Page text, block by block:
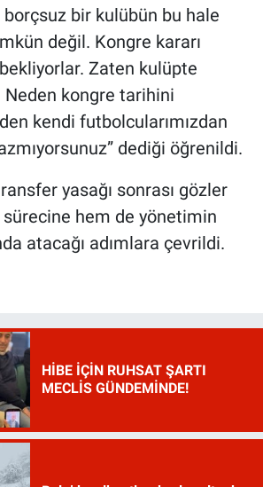
bir kulübün bu hale
değil. Kongre kararı
Zaten kulüpte
Neden kongre tarihini
kendi futbolcularımızdan
dediği öğrenildi.
yasağı sonrası gözler
hem de yönetimin
atacağı adımlara çevrildi.
HİBE İÇİN RUHSAT ŞARTI
MECLİS GÜNDEMİNDE!